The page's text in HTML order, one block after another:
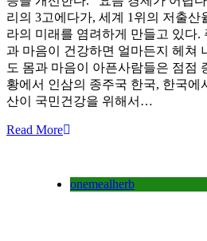
리의 3고에다가, 세계 1위의 저출
라의 미래를 염려하게 만들고 있다.
과 마음이 건강하면 얼마든지 헤쳐
도 몸과 마음이 아픈사람들은 점점
황에서 인삼의 종주국 한국, 한국에
산이 국민건강을 위해서…
Read More
onemealherb